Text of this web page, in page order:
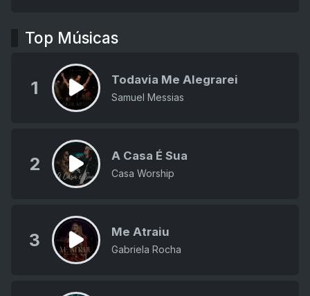
Top Músicas
1 Todavia Me Alegrarei
Samuel Messias
2 A Casa É Sua
Casa Worship
3 Me Atraiu
Gabriela Rocha